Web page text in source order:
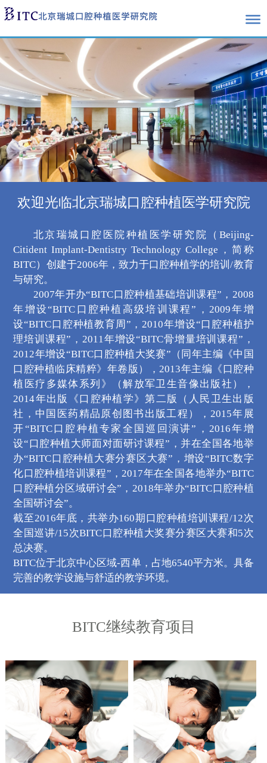
欢迎光临北京瑞城口腔种植医学研究院
北京瑞城口腔医院种植医学研究院（Beijing-
Citident Implant-Dentistry Technology College，简称
BITC）创建于2006年，致力于口腔种植学的培训/教育
与研究。
2007年开办“BITC口腔种植基础培训课程”，2008
年增设“BITC口腔种植高级培训课程”，2009年增
设“BITC口腔种植教育周”，2010年增设“口腔种植护
理培训课程”，2011年增设“BITC骨增量培训课程”，
2012年增设“BITC口腔种植大奖赛”（同年主编《中国
口腔种植临床精粹》年卷版），2013年主编《口腔种
植医疗多媒体系列》（解放军卫生音像出版社），
2014年出版《口腔种植学》第二版（人民卫生出版
社，中国医药精品原创图书出版工程），2015年展
开“BITC口腔种植专家全国巡回演讲”，2016年增
设“口腔种植大师面对面研讨课程”，并在全国各地举
办“BITC口腔种植大赛分赛区大赛”，增设“BITC数字
化口腔种植培训课程”，2017年在全国各地举办“BITC
口腔种植分区域研讨会”，2018年举办“BITC口腔种植
全国研讨会”。
截至2016年底，共举办160期口腔种植培训课程/12次
全国巡讲/15次BITC口腔种植大奖赛分赛区大赛和5次
总决赛。
BITC位于北京中心区域-西单，占地6540平方米。具备
完善的教学设施与舒适的教学环境。
BITC继续教育项目